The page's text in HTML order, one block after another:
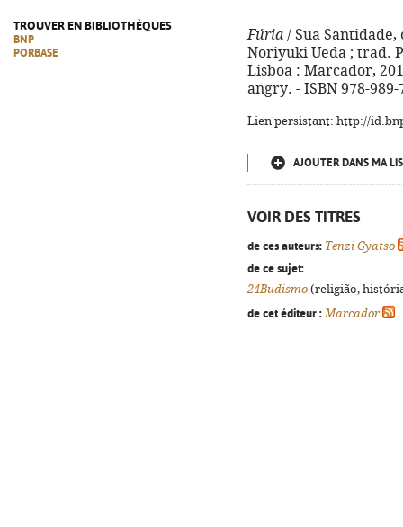
TROUVER EN BIBLIOTHÈQUES
BNP
PORBASE
Fúria / Sua Santidade,
Noriyuki Ueda ; trad.
Lisboa : Marcador,
angry. - ISBN 978-989-
Lien persistant: http://
AJOUTER DANS MA
VOIR DES TITRES
de ces auteurs: Tenzi Gyatso
de ce sujet:
24Budismo (religião,
de cet éditeur : Marcador